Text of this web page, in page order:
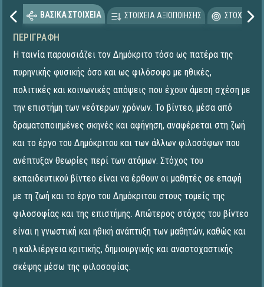
ΒΑΣΙΚΑ ΣΤΟΙΧΕΙΑ ΣΤΟΙΧΕΙΑ ΑΞΙΟΠΟΙΗΣΗΣ
ΠΕΡΙΓΡΑΦΉ
Η ταινία παρουσιάζει τον Δημόκριτο τόσο ως πατέρα της
πυρηνικής φυσικής όσο και ως φιλόσοφο με ηθικές,
πολιτικές και κοινωνικές απόψεις που έχουν άμεση σχέση με
την επιστήμη των νεότερων χρόνων. Το βίντεο, μέσα από
δραματοποιημένες σκηνές και αφήγηση, αναφέρεται στη ζωή
και το έργο του Δημόκριτου και των άλλων φιλοσόφων που
ανέπτυξαν θεωρίες περί των ατόμων. Στόχος του
εκπαιδευτικού βίντεο είναι να έρθουν οι μαθητές σε επαφή
με τη ζωή και το έργο του Δημόκριτου στους τομείς της
φιλοσοφίας και της επιστήμης. Απώτερος στόχος του βίντεο
είναι η γνωστική και ηθική ανάπτυξη των μαθητών, καθώς και
η καλλιέργεια κριτικής, δημιουργικής και αναστοχαστικής
σκέψης μέσω της φιλοσοφίας.